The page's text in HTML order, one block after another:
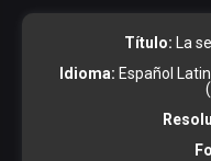
Título: La
Idioma: Español